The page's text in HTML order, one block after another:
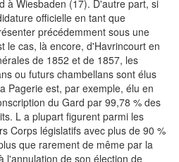
à Wiesbaden (17). D'autre part, si
officielle en tant que
précédemment sous une
le cas, là encore, d'Havrincourt en
de 1852 et de 1857, les
ou futurs chambellans sont élus
Pagerie est, par exemple, élu en
du Gard par 99,78 % des
L a plupart figurent parmi les
Corps législatifs avec plus de 90 %
que rarement de même par la
l'annulation de son élection de